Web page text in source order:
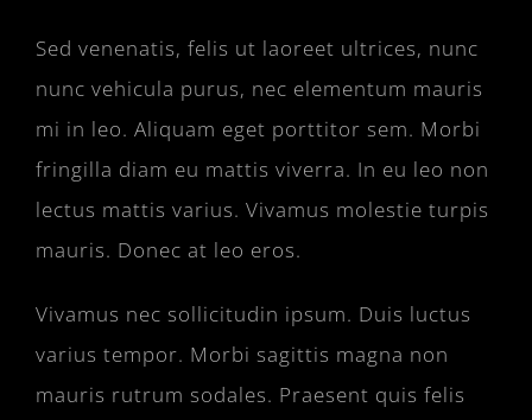
Sed venenatis, felis ut laoreet ultrices, nunc
nunc vehicula purus, nec elementum mauris
mi in leo. Aliquam eget porttitor sem. Morbi
fringilla diam eu mattis viverra. In eu leo non
lectus mattis varius. Vivamus molestie turpis
mauris. Donec at leo eros.
Vivamus nec sollicitudin ipsum. Duis luctus
varius tempor. Morbi sagittis magna non
mauris rutrum sodales. Praesent quis felis